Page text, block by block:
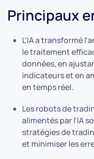
Principaux
L'IA a transformé
le traitement
données, en
indicateurs et en
en temps réel.
Les robots de
alimentés par l'IA
stratégies de
et minimiser les